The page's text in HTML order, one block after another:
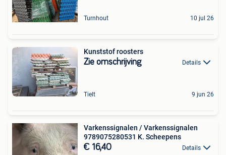
Turnhout 10 jul 26
Kunststof roosters
Zie omschrijving Details
Tielt 9 jun 26
Varkenssignalen / Varkenssignalen
9789075280531 K. Scheepens
€ 16,40 Details